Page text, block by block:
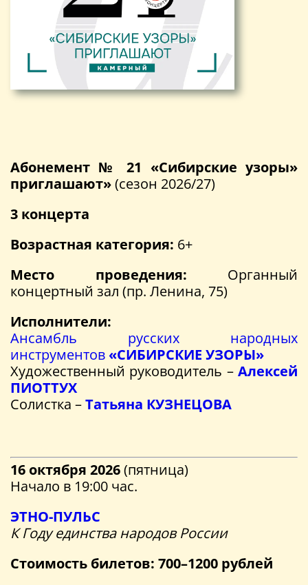
Абонемент № 21 «Сибирские узоры»
приглашают»(сезон 2026/27)
3 концерта
Возрастная категория: 6+
Место проведения: Органный
концертный зал (пр. Ленина, 75)
Исполнители:
Ансамбль русских народных
инструментов«СИБИРСКИЕ УЗОРЫ»
Художественный руководитель – Алексей
ПИОТТУХ
Солистка –Татьяна КУЗНЕЦОВА
16 октября 2026(пятница)
Начало в 19:00 час.
ЭТНО-ПУЛЬС
К Году единства народов России
Стоимость билетов: 700–1200 рублей